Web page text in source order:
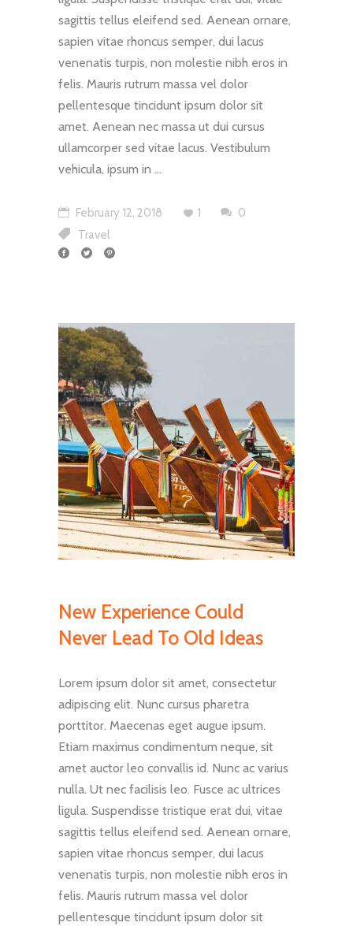
sagittis tellus eleifend sed. Aenean ornare,
sapien vitae rhoncus semper, dui lacus
venenatis turpis, non molestie nibh eros in
felis. Mauris rutrum massa vel dolor
pellentesque tincidunt ipsum dolor sit
amet. Aenean nec massa ut dui cursus
ullamcorper sed vitae lacus. Vestibulum
vehicula, ipsum in
February 12, 2018 1
0
Travel
New Experience Could
Never Lead To Old Ideas
Lorem ipsum dolor sit amet, consectetur
adipiscing elit. Nunc cursus pharetra
porttitor. Maecenas eget augue ipsum.
Etiam maximus condimentum neque, sit
amet auctor leo convallis id. Nunc ac varius
nulla. Ut nec facilisis leo. Fusce ac ultrices
ligula. Suspendisse tristique erat dui, vitae
sagittis tellus eleifend sed. Aenean ornare,
sapien vitae rhoncus semper, dui lacus
venenatis turpis, non molestie nibh eros in
felis. Mauris rutrum massa vel dolor
pellentesque tincidunt ipsum dolor sit